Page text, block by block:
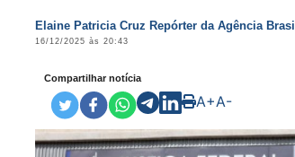
Elaine Patricia Cruz Repórter da Agência Brasil
16/12/2025 às 20:43
Compartilhar notícia
A+A-